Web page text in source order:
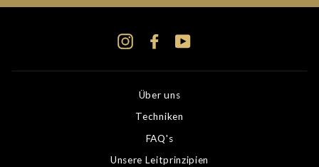
InstagramFacebook
Über uns
Techniken
FAQ's
Unsere Leitprinzipien